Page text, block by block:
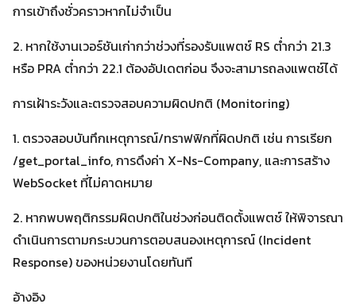
การเข้าถึงชั่วคราวหากไม่จำเป็น
2. หากใช้งานเวอร์ชันเก่ากว่าช่วงที่รองรับแพตช์ RS ต่ำกว่า 21.3
หรือ PRA ต่ำกว่า 22.1 ต้องอัปเดตก่อน จึงจะสามารถลงแพตช์ได้
การเฝ้าระวังและตรวจสอบความผิดปกติ (Monitoring)
1. ตรวจสอบบันทึกเหตุการณ์/ทราฟฟิกที่ผิดปกติ เช่น การเรียก
/get_portal_info, การดึงค่า X-Ns-Company, และการสร้าง
WebSocket ที่ไม่คาดหมาย
2. หากพบพฤติกรรมผิดปกติในช่วงก่อนติดตั้งแพตช์ ให้พิจารณา
ดำเนินการตามกระบวนการตอบสนองเหตุการณ์ (Incident
Response) ของหน่วยงานโดยทันที
อ้างอิง